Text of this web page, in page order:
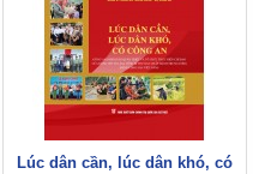
Lúc dân cần, lúc dân khó, có